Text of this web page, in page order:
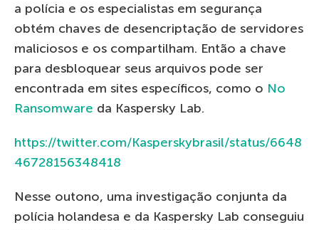
a polícia e os especialistas em segurança
obtém chaves de desencriptação de servidores
maliciosos e os compartilham. Então a chave
para desbloquear seus arquivos pode ser
encontrada em sites específicos, como o No
Ransomware da Kaspersky Lab.
https://twitter.com/Kasperskybrasil/status/6648
46728156348418
Nesse outono, uma investigação conjunta da
polícia holandesa e da Kaspersky Lab conseguiu